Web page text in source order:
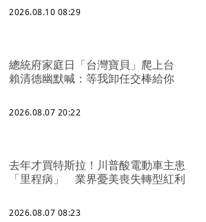
2026.08.10 08:29
總統府家庭日「台灣寶貝」爬上台
賴清德幽默喊：等我卸任交棒給你
2026.08.07 20:22
去年才買特斯拉！川普酸電動車主患
「里程病」 業界憂美喪失轉型紅利
2026.08.07 08:23